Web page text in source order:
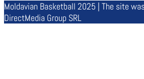
Moldavian Basketball 2025 | The site
DirectMedia Group SRL